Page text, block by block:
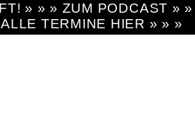
» » » ZUM PODCAST » »
TERMINE HIER » » »